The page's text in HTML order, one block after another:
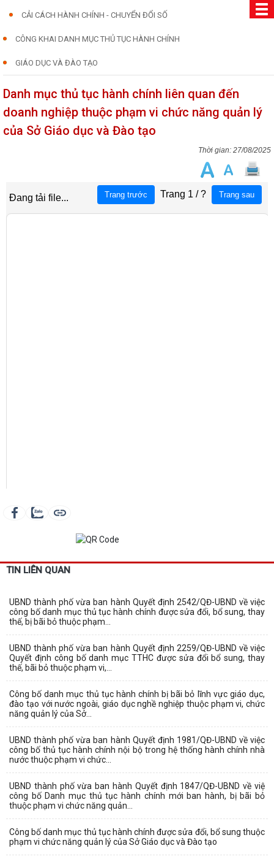
CẢI CÁCH HÀNH CHÍNH - CHUYỂN ĐỔI SỐ
CÔNG KHAI DANH MỤC THỦ TỤC HÀNH CHÍNH
GIÁO DỤC VÀ ĐÀO TẠO
Danh mục thủ tục hành chính liên quan đến
doanh nghiệp thuộc phạm vi chức năng quản lý
của Sở Giáo dục và Đào tạo
27/08/2025
TIN LIÊN QUAN
UBND thành phố vừa ban hành Quyết định 2542/QĐ-UBND về việc
công bố danh mục thủ tục hành chính được sửa đổi, bổ sung, thay
thế, bị bãi bỏ thuộc phạm...
UBND thành phố vừa ban hành Quyết định 2259/QĐ-UBND về việc
Quyết định công bố danh mục TTHC được sửa đổi bổ sung, thay
thế, bãi bỏ thuộc phạm vi,...
Công bố danh mục thủ tục hành chính bị bãi bỏ lĩnh vực giáo dục,
đào tạo với nước ngoài, giáo dục nghề nghiệp thuộc phạm vi, chức
năng quản lý của Sở...
UBND thành phố vừa ban hành Quyết định 1981/QĐ-UBND về việc
công bố thủ tục hành chính nội bộ trong hệ thống hành chính nhà
nước thuộc phạm vi chức...
UBND thành phố vừa ban hành Quyết định 1847/QĐ-UBND về việ
công bố Danh mục thủ tục hành chính mới ban hành, bị bãi bỏ
thuộc phạm vi chức năng quản...
Công bố danh mục thủ tục hành chính được sửa đổi, bổ sung thuộc
phạm vi chức năng quản lý của Sở Giáo dục và Đào tạo